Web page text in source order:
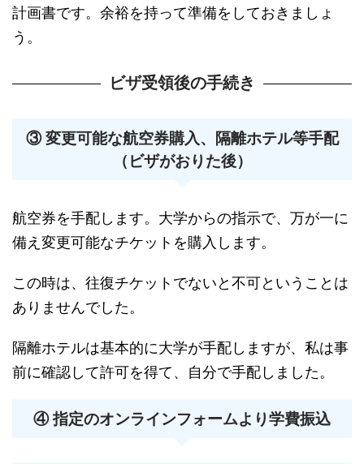
計画書です。余裕を持って準備をしておきましょ
う。
ビザ受領後の手続き
③ 変更可能な航空券購入、隔離ホテル等手配
（ビザがおりた後）
航空券を手配します。大学からの指示で、万が一に
備え変更可能なチケットを購入します。
この時は、往復チケットでないと不可ということは
ありませんでした。
隔離ホテルは基本的に大学が手配しますが、私は事
前に確認して許可を得て、自分で手配しました。
④ 指定のオンラインフォームより学費振込